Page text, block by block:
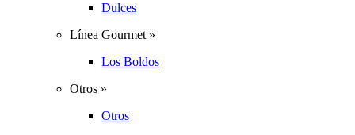
Dulces
Línea Gourmet »
Los Boldos
Otros »
Otros